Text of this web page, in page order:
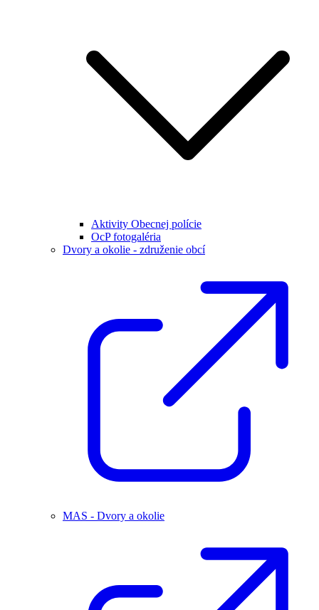
Aktivity Obecnej polície
OcP fotogaléria
Dvory a okolie - združenie obcí
MAS - Dvory a okolie